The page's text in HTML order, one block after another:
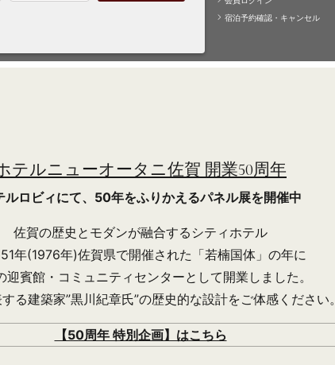
宿泊予約確認・キャンセル
テルニューオータニ佐賀 開業50周年
ルロビィにて、50年をふりかえるパネル展を開催中
佐賀の歴史とモダンが融合するシティホテル
年(1976年)佐賀県で開催された「若楠国体」の年に
迎賓館・コミュニティセンターとして開業しました。
る建築家”黒川紀章氏”の歴史的な設計をご体感ください。
【50周年 特別企画】はこちら